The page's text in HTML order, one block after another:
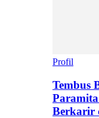
Profil
Tembus